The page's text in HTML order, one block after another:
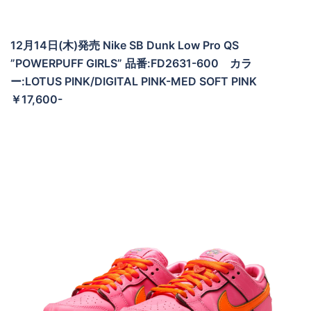
12月14日(木)発売 Nike SB Dunk Low Pro QS
”POWERPUFF GIRLS” 品番:FD2631-600 カラ
ー:LOTUS PINK/DIGITAL PINK-MED SOFT PINK
￥17,600-